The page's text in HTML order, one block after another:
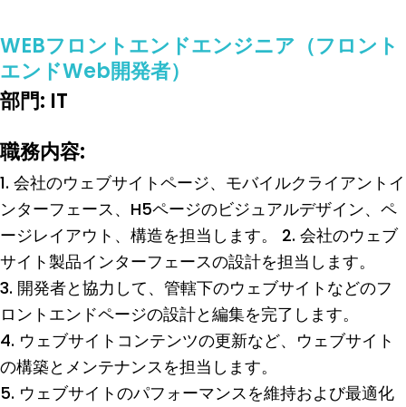
WEBフロントエンドエンジニア（フロント
エンドWeb開発者）
部門: IT
職務内容:
1. 会社のウェブサイトページ、モバイルクライアントイ
ンターフェース、H5ページのビジュアルデザイン、ペ
ージレイアウト、構造を担当します。 2. 会社のウェブ
サイト製品インターフェースの設計を担当します。
3. 開発者と協力して、管轄下のウェブサイトなどのフ
ロントエンドページの設計と編集を完了します。
4. ウェブサイトコンテンツの更新など、ウェブサイト
の構築とメンテナンスを担当します。
5. ウェブサイトのパフォーマンスを維持および最適化